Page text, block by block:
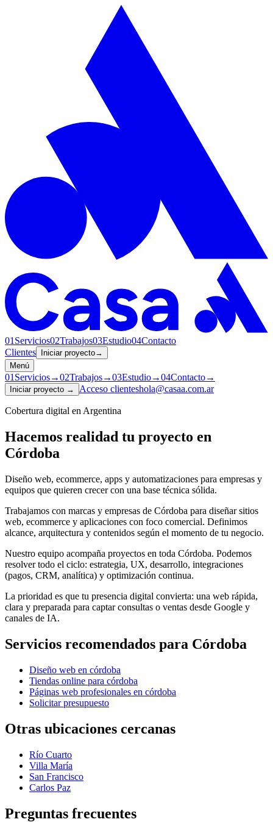
01 Servicios02Trabajos03Estudio04Contacto
Clientes
Iniciar proyecto→
Menú
01 Servicios→02Trabajos→03Estudio→04Contacto→
Iniciar proyecto → Acceso clienteshola@casaa.com.ar
Cobertura digital en Argentina
Hacemos realidad tu proyecto en
Córdoba
Diseño web, ecommerce, apps y automatizaciones para empresas y
equipos que quieren crecer con una base técnica sólida.
Trabajamos con marcas y empresas de Córdoba para diseñar sitios
web, ecommerce y aplicaciones con foco comercial. Definimos
alcance, arquitectura y contenidos según el momento de tu negocio.
Nuestro equipo acompaña proyectos en toda Córdoba. Podemos
resolver todo el ciclo: estrategia, UX, desarrollo, integraciones
(pagos, CRM, analítica) y optimización continua.
La prioridad es que tu presencia digital convierta: una web rápida,
clara y preparada para captar consultas o ventas desde Google y
canales de IA.
Servicios recomendados para Córdoba
Diseño web en córdoba
Tiendas online para córdoba
Páginas web profesionales en córdoba
Solicitar presupuesto
Otras ubicaciones cercanas
Río Cuarto
Villa María
San Francisco
Carlos Paz
Preguntas frecuentes